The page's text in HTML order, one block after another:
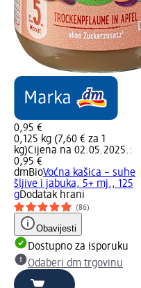
0,95 €
0,125 kg (7,60 € za 1
kg)Cijena na 02.05.2025.:
0,95 €
dmBioVoćna kašica – suhe
šljive i jabuka, 5+ mj., 125
gDodatak hrani
(86)
Obavijesti
Dostupno za isporuku
Odaberi dm trgovinu